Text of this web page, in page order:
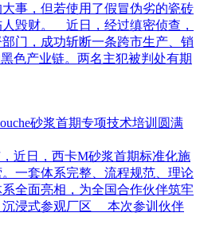
事，但若使用了假冒伪劣的瓷砖
毁财。 近日，经过缜密侦查，
门，成功斩断一条跨市生产、销
色产业链。两名主犯被判处有期
砂浆首期专项技术培训圆满
近日，西卡M砂浆首期标准化施
一套体系完整、流程规范、理论
全面亮相，为全国合作伙伴筑牢
沉浸式参观厂区 本次参训伙伴